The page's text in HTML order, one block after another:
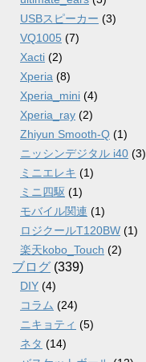
USBスピーカー (3)
VQ1005 (7)
Xacti (2)
Xperia (8)
Xperia_mini (4)
Xperia_ray (2)
Zhiyun Smooth-Q (1)
ニッシンデジタル i40 (3)
ミニエレキ (1)
ミニ四駆 (1)
モバイル関連 (1)
ロジクールT120BW (1)
楽天kobo_Touch (2)
ブログ (339)
DIY (4)
コラム (24)
ニキョティ (5)
ネタ (14)